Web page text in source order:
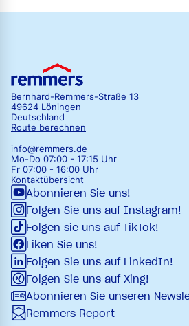
Bernhard-Remmers-Straße 13
49624 Löningen
Deutschland
Route berechnen
info@remmers.de
Mo-Do 07:00 - 17:15 Uhr
Fr 07:00 - 16:00 Uhr
Kontaktübersicht
Abonnieren Sie uns!
Folgen Sie uns auf Instagram!
Folgen sie uns auf TikTok!
Liken Sie uns!
Folgen Sie uns auf LinkedIn!
Folgen Sie uns auf Xing!
Abonnieren Sie unseren
Remmers Report